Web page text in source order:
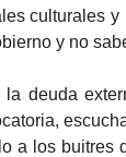
culturales
y no
la deuda
a los buitres